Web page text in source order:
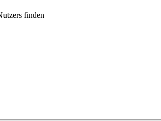
finden